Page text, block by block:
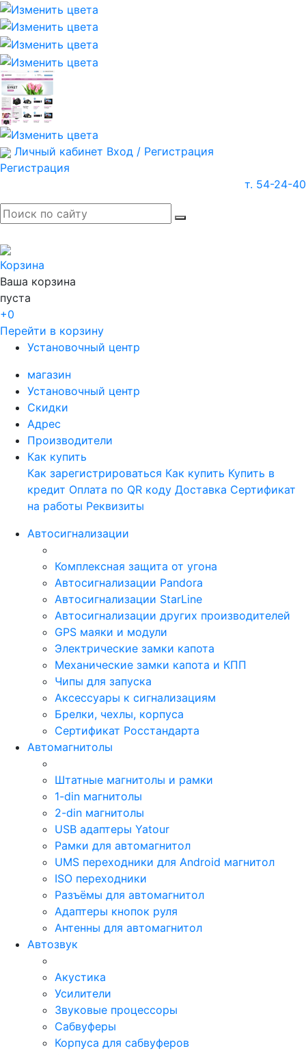
Личный кабинет Вход / Регистрация
Регистрация
т. 54-24-40
Корзина
Ваша корзина
пуста
+0
Перейти в корзину
Установочный центр
магазин
Установочный центр
Скидки
Адрес
Производители
Как купить
Как зарегистрироваться Как купить Купить в
кредит Оплата по QR коду Доставка Сертификат
на работы Реквизиты
Автосигнализации
Комплексная защита от угона
Автосигнализации Pandora
Автосигнализации StarLine
Автосигнализации других производителей
GPS маяки и модули
Электрические замки капота
Механические замки капота и КПП
Чипы для запуска
Аксессуары к сигнализациям
Брелки, чехлы, корпуса
Сертификат Росстандарта
Автомагнитолы
Штатные магнитолы и рамки
1-din магнитолы
2-din магнитолы
USB адаптеры Yatour
Рамки для автомагнитол
UMS переходники для Android магнитол
ISO переходники
Разъёмы для автомагнитол
Адаптеры кнопок руля
Антенны для автомагнитол
Автозвук
Акустика
Усилители
Звуковые процессоры
Сабвуферы
Корпуса для сабвуферов